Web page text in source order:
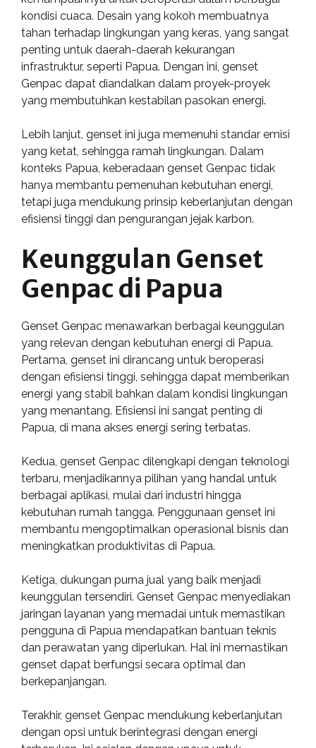
kondisi cuaca. Desain yang kokoh membuatnya
tahan terhadap lingkungan yang keras, yang sangat
penting untuk daerah-daerah kekurangan
infrastruktur, seperti Papua. Dengan ini, genset
Genpac dapat diandalkan dalam proyek-proyek
yang membutuhkan kestabilan pasokan energi.
Lebih lanjut, genset ini juga memenuhi standar emisi
yang ketat, sehingga ramah lingkungan. Dalam
konteks Papua, keberadaan genset Genpac tidak
hanya membantu pemenuhan kebutuhan energi,
tetapi juga mendukung prinsip keberlanjutan dengan
efisiensi tinggi dan pengurangan jejak karbon.
Keunggulan Genset
Genpac di Papua
Genset Genpac menawarkan berbagai keunggulan
yang relevan dengan kebutuhan energi di Papua.
Pertama, genset ini dirancang untuk beroperasi
dengan efisiensi tinggi, sehingga dapat memberikan
energi yang stabil bahkan dalam kondisi lingkungan
yang menantang. Efisiensi ini sangat penting di
Papua, di mana akses energi sering terbatas.
Kedua, genset Genpac dilengkapi dengan teknologi
terbaru, menjadikannya pilihan yang handal untuk
berbagai aplikasi, mulai dari industri hingga
kebutuhan rumah tangga. Penggunaan genset ini
membantu mengoptimalkan operasional bisnis dan
meningkatkan produktivitas di Papua.
Ketiga, dukungan purna jual yang baik menjadi
keunggulan tersendiri. Genset Genpac menyediakan
jaringan layanan yang memadai untuk memastikan
pengguna di Papua mendapatkan bantuan teknis
dan perawatan yang diperlukan. Hal ini memastikan
genset dapat berfungsi secara optimal dan
berkepanjangan.
Terakhir, genset Genpac mendukung keberlanjutan
dengan opsi untuk berintegrasi dengan energi